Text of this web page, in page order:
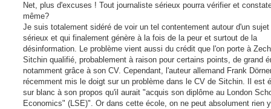
Net, plus d'excuses ! Tout journaliste sérieux pourra vérifier et
même?
Je suis totalement sidéré de voir un tel contentement autour d'un
sérieux et qui finalement génère à la fois de la peur et surtout de la
désinformation. Le problème vient aussi du crédit que l'on porte à
Sitchin qualifié, probablement à raison pour certains points, de grand
notamment grâce à son CV. Cependant, l'auteur allemand Frank
récemment mis le doigt sur un problème dans le CV de Sitchin. Il est
sur blanc à son propos qu'il aurait "acquis son diplôme au London
Economics" (LSE)". Or dans cette école, on ne peut absolument rien